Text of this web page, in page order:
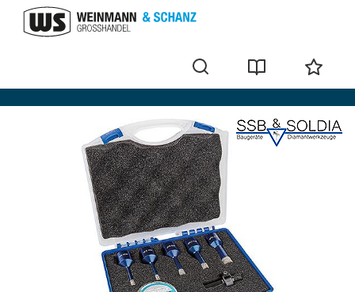
Couronnes et accessoires